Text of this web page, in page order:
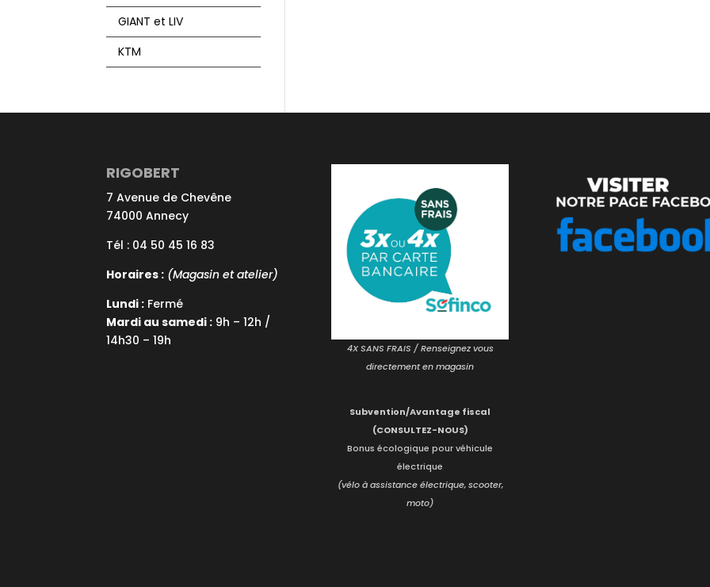
GIANT et LIV
KTM
RIGOBERT
7 Avenue de Chevêne
74000 Annecy
Tél : 04 50 45 16 83
Horaires : (Magasin et atelier)
Lundi : Fermé
Mardi au samedi : 9h – 12h /
14h30 – 19h
4X SANS FRAIS / Renseignez vous
directement en magasin
Subvention/Avantage fiscal
(CONSULTEZ-NOUS)
Bonus écologique pour véhicule
électrique
(vélo à assistance électrique, scooter,
moto)